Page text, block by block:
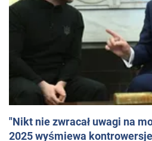
"Nikt nie zwracał uwagi na
2025 wyśmiewa